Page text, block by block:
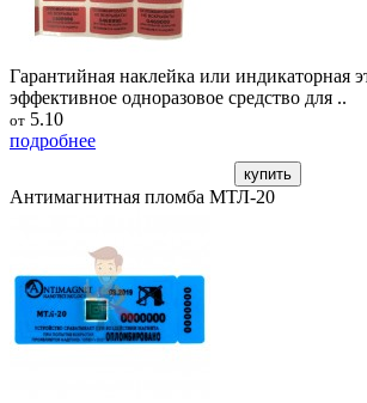
Гарантийная наклейка или индикаторная
эффективное одноразовое средство для ..
от 5.10
подробнее
купить
Антимагнитная пломба МТЛ-20